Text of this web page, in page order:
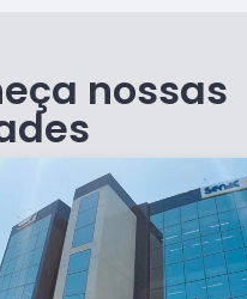
nossas